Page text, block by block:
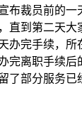
布裁员前的一
直到第二天大
办完手续，所
完离职手续后
了部分服务已